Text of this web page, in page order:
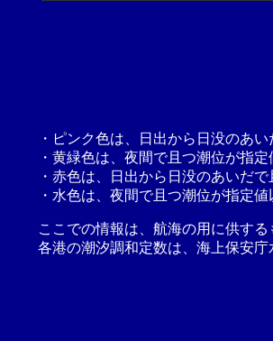
・ピンク色は、日出から日没のあ
・黄緑色は、夜間で且つ潮位が指
・赤色は、日出から日没のあいだ
・水色は、夜間で且つ潮位が指定
ここでの情報は、航海の用に供す
各港の潮汐調和定数は、海上保安